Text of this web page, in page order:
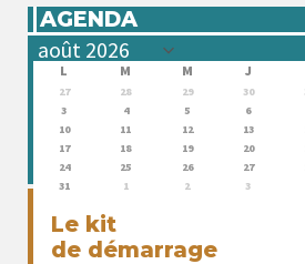
AGENDA
L M M J
27 28 29 30
3
4 5 6
10
11 12 13
17
18 19 20
24
25 26 27
31
1 2 3
Le kit
de démarrage